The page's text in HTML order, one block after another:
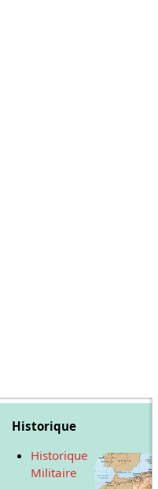
Historique
Historique
Militaire